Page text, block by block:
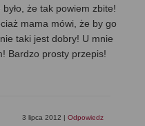
że tak powiem zbite!
mama mówi, że by go
taki jest dobry! U mnie
Bardzo prosty przepis!
3 lipca 2012 Odpowiedz